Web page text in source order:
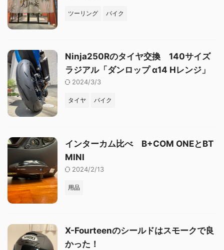
ツーリング バイク
Ninja250Rのタイヤ交換 140サイズ
ラジアル「ダンロップ α14 Hレンジ」
2024/3/3
タイヤ バイク
インターカム比べ B+COM ONEとBT
MINI
2024/2/13
用品
X-Fourteenのシールドはスモークで良
かった！